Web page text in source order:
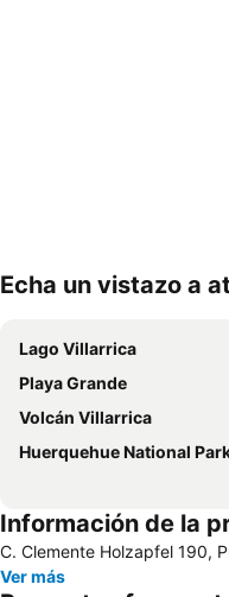
Echa un vistazo a
Lago Villarrica
Playa Grande
Volcán Villarrica
Huerquehue National
Información de la
C. Clemente Holzapfel 190,
Ver más